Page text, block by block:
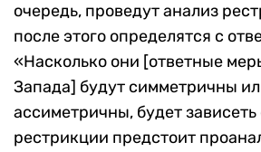
очередь, проведут анализ
после этого определятся с
«Насколько они [ответные
Запада] будут симметричны
ассиметричны, будет
рестрикции предстоит